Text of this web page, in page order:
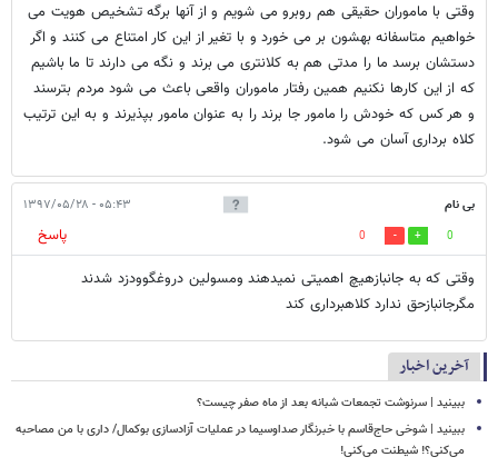
وقتی با ماموران حقیقی هم روبرو می شویم و از آنها برگه تشخیص هویت می
خواهیم متاسفانه بهشون بر می خورد و با تغیر از این کار امتناع می کنند و اگر
دستشان برسد ما را مدتی هم به کلانتری می برند و نگه می دارند تا ما باشیم
که از این کارها نکنیم همین رفتار ماموران واقعی باعث می شود مردم بترسند
و هر کس که خودش را مامور جا برند را به عنوان مامور بپذیرند و به این ترتیب
کلاه برداری آسان می شود.
بی نام ۰۵:۴۳ - ۱۳۹۷/۰۵/۲۸
0
0
پاسخ
وقتی که به جانبازهيچ اهمیتی نمیدهند ومسولين دروغگوودزد شدند
مگرجانبازحق ندارد کلاهبرداری کند
آخرین اخبار
ببینید | سرنوشت تجمعات شبانه بعد از ماه صفر چیست؟
ببینید | شوخی حاج‌قاسم با خبرنگار صداوسیما در عملیات آزادسازی بوکمال/ داری با من مصاحبه‌
می‌کنی؟! شیطنت می‌کنی!